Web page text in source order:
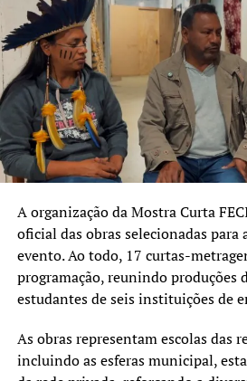
A organização da Mostra Curta
oficial das obras selecionadas para
evento. Ao todo, 17 curtas-
programação, reunindo produções
estudantes de seis instituições de
As obras representam escolas das
incluindo as esferas municipal,